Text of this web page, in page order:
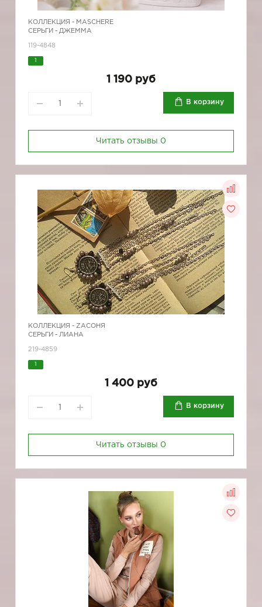
КОЛЛЕКЦИЯ - MASCHERE
СЕРЬГИ - ДЖЕММА
119-4848
1 190 руб
В корзину
Читать отзывы 0
КОЛЛЕКЦИЯ - ZAСОНЯ
СЕРЬГИ - ЛИАНА
219-4859
1 400 руб
В корзину
Читать отзывы 0